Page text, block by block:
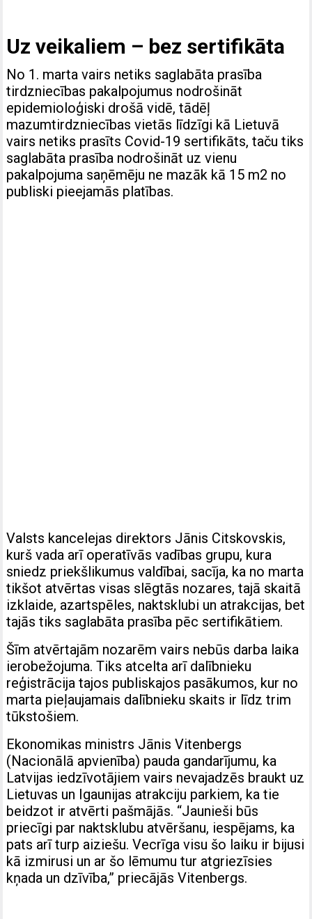
Uz veikaliem – bez sertifikāta
No 1. marta vairs netiks saglabāta prasība
tirdzniecības pakalpojumus nodrošināt
epidemioloģiski drošā vidē, tādēļ
mazumtirdzniecības vietās līdzīgi kā Lietuvā
vairs netiks prasīts Covid-19 sertifikāts, taču tiks
saglabāta prasība nodrošināt uz vienu
pakalpojuma saņēmēju ne mazāk kā 15 m2 no
publiski pieejamās platības.
Valsts kancelejas direktors Jānis Citskovskis,
kurš vada arī operatīvās vadības grupu, kura
sniedz priekšlikumus valdībai, sacīja, ka no marta
tikšot atvērtas visas slēgtās nozares, tajā skaitā
izklaide, azartspēles, naktsklubi un atrakcijas, bet
tajās tiks saglabāta prasība pēc sertifikātiem.
Šīm atvērtajām nozarēm vairs nebūs darba laika
ierobežojuma. Tiks atcelta arī dalībnieku
reģistrācija tajos publiskajos pasākumos, kur no
marta pieļaujamais dalībnieku skaits ir līdz trim
tūkstošiem.
Ekonomikas ministrs Jānis Vitenbergs
(Nacionālā apvienība) pauda gandarījumu, ka
Latvijas iedzīvotājiem vairs nevajadzēs braukt uz
Lietuvas un Igaunijas atrakciju parkiem, ka tie
beidzot ir atvērti pašmājās. “Jaunieši būs
priecīgi par naktsklubu atvēršanu, iespējams, ka
pats arī turp aiziešu. Vec­rīga visu šo laiku ir bijusi
kā izmirusi un ar šo lēmumu tur atgriezīsies
kņada un dzīvība,” priecājās Vitenbergs.